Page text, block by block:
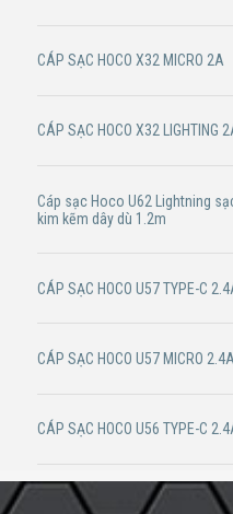
CÁP SẠC HOCO X32 MICRO 2A
CÁP SẠC HOCO X32 LIGHTING
Cáp sạc Hoco U62 Lightning
kim kẽm dây dù 1.2m
CÁP SẠC HOCO U57 TYPE-C
CÁP SẠC HOCO U57 MICRO
CÁP SẠC HOCO U56 TYPE-C